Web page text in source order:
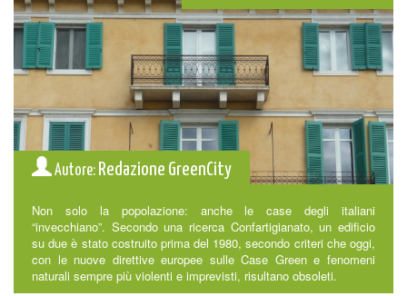
Autore: Redazione GreenCity
Non solo la popolazione: anche le case degli italiani
“invecchiano”. Secondo una ricerca Confartigianato, un edificio
su due è stato costruito prima del 1980, secondo criteri che oggi,
con le nuove direttive europee sulle Case Green e fenomeni
naturali sempre più violenti e imprevisti, risultano obsoleti.